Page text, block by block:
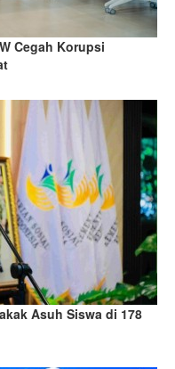
Cegah Korupsi
Asuh Siswa di 178